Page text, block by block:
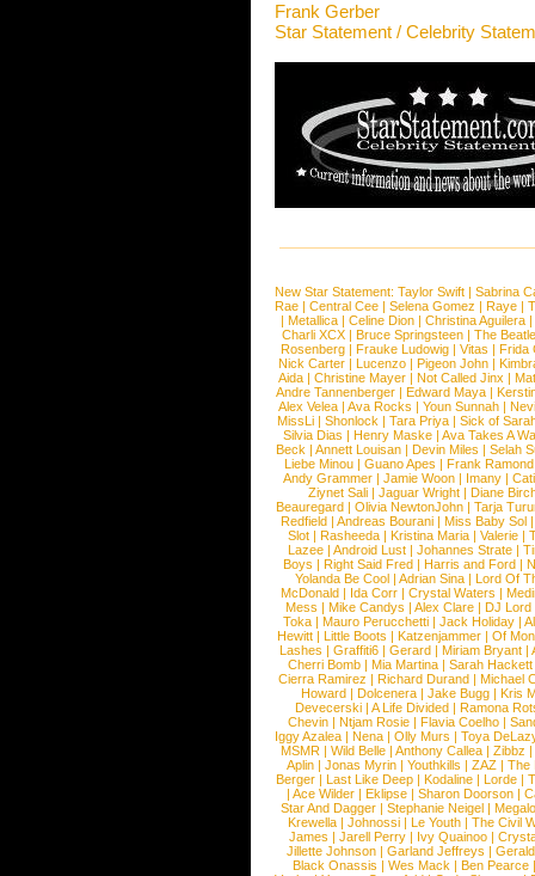
Frank Gerber
Star Statement / Celebrity
New Star Statement: Taylor Swift | Sabrina
Rae |Central Cee |Selena Gomez |Raye |
| Metallica | Celine Dion | Christina Aguilera |
Charli XCX |Bruce Springsteen |The
Rosenberg | Frauke Ludowig | Vitas | Frida
Nick Carter | Lucenzo | Pigeon John |
Aida |Christine Mayer |Not Called Jinx |
Andre Tannenberger | Edward Maya |
Alex Velea | Ava Rocks | Youn Sunnah |
MissLi | Shonlock | Tara Priya | Sick of
Silvia Dias |Henry Maske |Ava Takes A
Beck |Annett Louisan |Devin Miles |Selah
Liebe Minou |Guano Apes |Frank Ramond
Andy Grammer |Jamie Woon | Imany |
Ziynet Sali |Jaguar Wright |Diane
Beauregard |Olivia NewtonJohn |Tarja
Redfield | Andreas Bourani | Miss Baby Sol
Slot | Rasheeda | Kristina Maria | Valerie |
Lazee | Android Lust | Johannes Strate |
Boys | Right Said Fred | Harris and Ford |
Yolanda Be Cool |Adrian Sina |Lord Of
McDonald | Ida Corr |Crystal Waters |
Mess | Mike Candys | Alex Clare | DJ Lord
Toka | Mauro Perucchetti | Jack Holiday |
Hewitt |Little Boots |Katzenjammer |Of
Lashes |Graffiti6 |Gerard |Miriam Bryant |
Cherri Bomb | Mia Martina | Sarah Hackett
Cierra Ramirez | Richard Durand | Michael
Howard |Dolcenera |Jake Bugg |Kris
Devecerski |A Life Divided |Ramona
Chevin |Ntjam Rosie |Flavia Coelho |
Iggy Azalea | Nena | Olly Murs | Toya
MSMR |Wild Belle |Anthony Callea |Zibbz
Aplin | Jonas Myrin | Youthkills | ZAZ | The
Berger |Last Like Deep |Kodaline |Lorde |
|Ace Wilder |Eklipse |Sharon Doorson |
Star And Dagger | Stephanie Neigel |
Krewella | Johnossi | Le Youth | The Civil
James | Jarell Perry | Ivy Quainoo |
Jillette Johnson | Garland Jeffreys |
Black Onassis | Wes Mack | Ben Pearce